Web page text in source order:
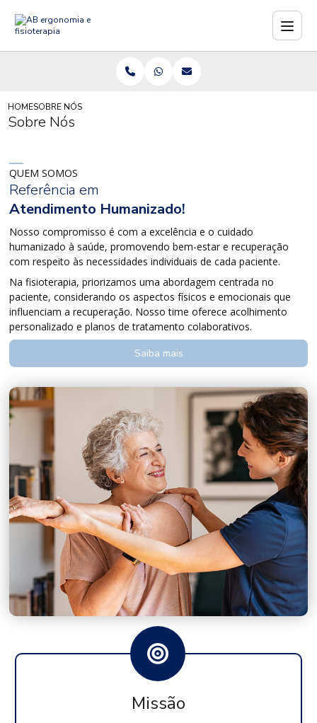
HOMESOBRE NÓS
Sobre Nós
QUEM SOMOS
Referência em
Atendimento Humanizado!
Nosso compromisso é com a excelência e o cuidado
humanizado à saúde, promovendo bem-estar e recuperação
com respeito às necessidades individuais de cada paciente.
Na fisioterapia, priorizamos uma abordagem centrada no
paciente, considerando os aspectos físicos e emocionais que
influenciam a recuperação. Nosso time oferece acolhimento
personalizado e planos de tratamento colaborativos.
Saiba mais
Missão